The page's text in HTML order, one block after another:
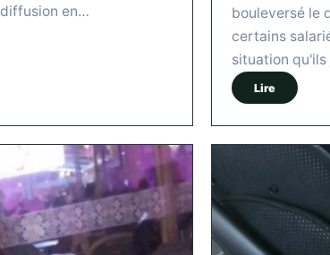
en…
bouleversé le
certains
situation
Lire